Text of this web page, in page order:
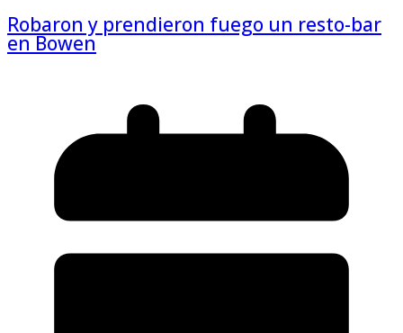
Robaron y prendieron fuego un resto-bar
en Bowen